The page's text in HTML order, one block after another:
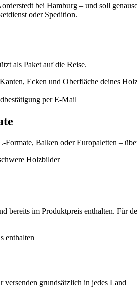
bei Hamburg – und soll
oder Spedition.
als Paket auf die Reise.
Ecken und Oberfläche deines
per E-Mail
Balken oder Europaletten –
Holzbilder
bereits im Produktpreis enthalten. Für
enthalten
versenden grundsätzlich in jedes Land